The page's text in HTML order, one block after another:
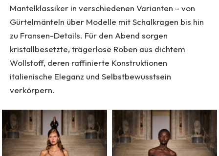
Mantelklassiker in verschiedenen Varianten – von
Gürtelmänteln über Modelle mit Schalkragen bis hin
zu Fransen-Details. Für den Abend sorgen
kristallbesetzte, trägerlose Roben aus dichtem
Wollstoff, deren raffinierte Konstruktionen
italienische Eleganz und Selbstbewusstsein
verkörpern.